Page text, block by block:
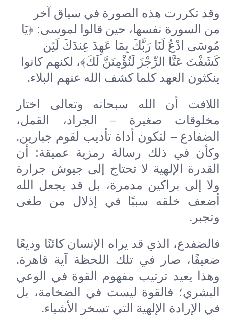
وقد تكررت هذه الصورة في سياق آخر
من السورة نفسها، حين قالوا لموسى: ﴿يَا
مُوسَى ادْعُ لَنَا رَبَّكَ بِمَا عَهِدَ عِندَكَ لَئِن
كَشَفْتَ عَنَّا الرِّجْزَ لَنُؤْمِنَنَّ لَكَ﴾، لكنهم كانوا
ينكثون العهد كلما كشف الله عنهم البلاء.
اللافت أن الله سبحانه وتعالى اختار
مخلوقات صغيرة – الجراد، القمل،
الضفادع – لتكون أداة تأديب لقوم جبارين.
وكأن في ذلك رسالة رمزية عميقة: أن
القدرة الإلهية لا تحتاج إلى جيوش جرارة
ولا إلى براكين مدمرة، بل قد يجعل الله
أضعف خلقه سببًا في إذلال من طغى
وتجبر.
فالضفدع، الذي قد يراه الإنسان كائنًا وديعًا
ضعيفًا، صار في تلك اللحظة آية قاهرة.
وهذا يعيد ترتيب مفهوم القوة في الوعي
البشري؛ فالقوة ليست في الضخامة، بل
في الإرادة الإلهية التي تسخر الأشياء.